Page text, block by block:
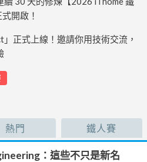
開啟！
正式上線！邀請你用技術交流，
熱門 鐵人賽
：這些不只是新名